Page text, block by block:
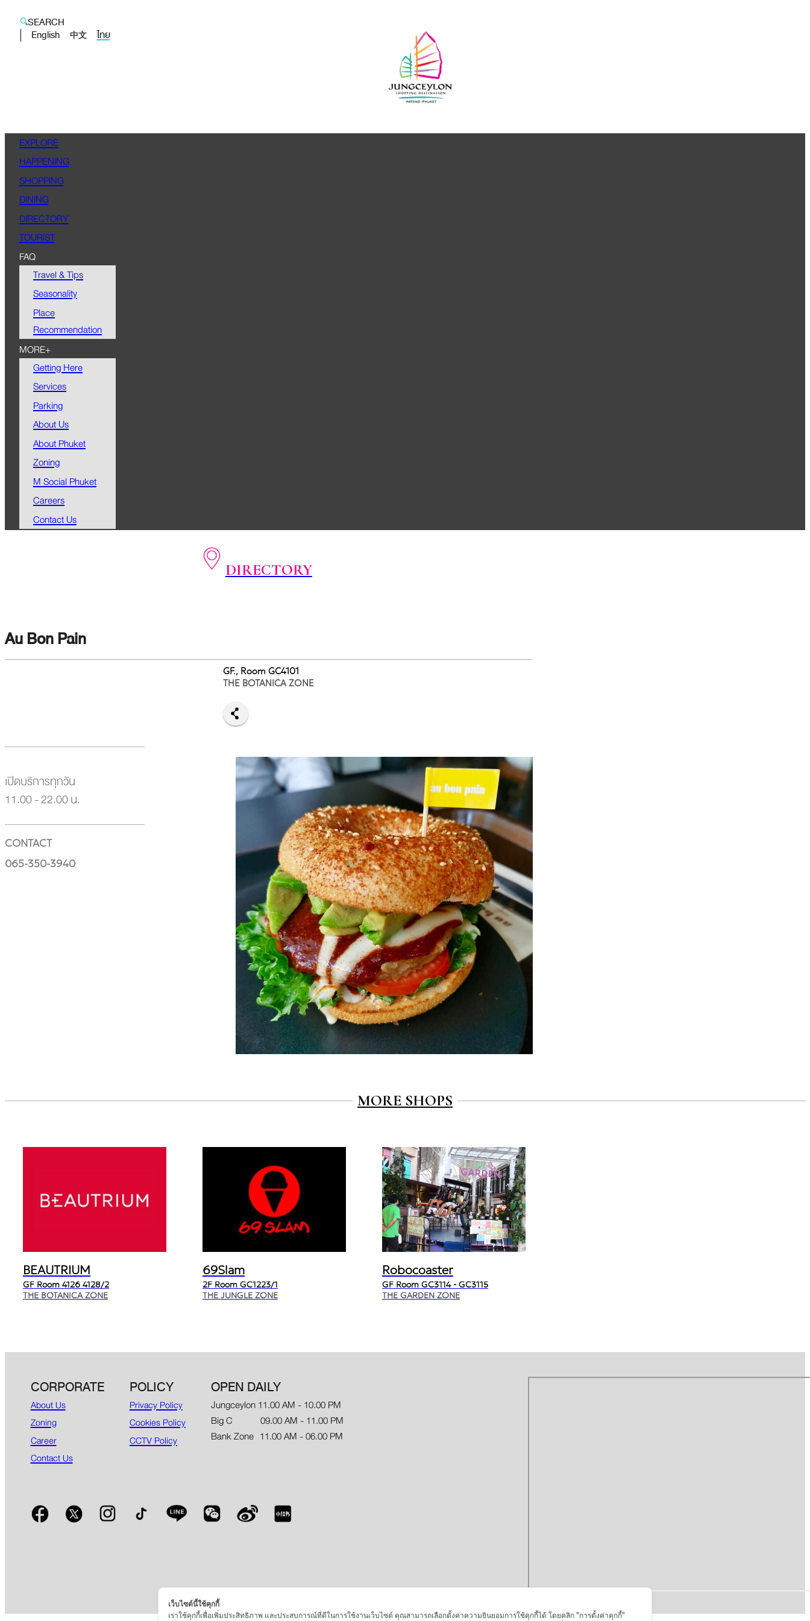
SEARCH
English
中文 ไทย
EXPLORE
HAPPENING
SHOPPING
DINING
DIRECTORY
TOURIST
FAQ
Travel & Tips
Seasonality
Place
Recommendation
MORE+
Getting Here
Services
Parking
About Us
About Phuket
Zoning
M Social Phuket
Careers
Contact Us
DIRECTORY
Au Bon Pain
GF., Room GC4101
THE BOTANICA ZONE
เปิดบริการทุกวัน
11.00 - 22.00 น.
CONTACT
065-350-3940
MORE SHOPS
BEAUTRIUM
GF Room 4126 4128/2
THE BOTANICA ZONE
69Slam
2F Room GC1223/1
THE JUNGLE ZONE
Robocoaster
GF Room GC3114 - GC3115
THE GARDEN ZONE
CORPORATE
About Us
Zoning
Career
Contact Us
POLICY
Privacy Policy
Cookies Policy
CCTV Policy
OPEN DAILY
Jungceylon 11.00 AM - 10.00 PM
Big C 09.00 AM - 11.00 PM
Bank Zone 11.00 AM - 06.00 PM
เว็บไซต์นี้ใช้คุกกี้
เราใช้คุกกี้เพื่อเพิ่มประสิทธิภาพ และประสบการณ์ที่ดีในการใช้งานเว็บไซต์ คุณสามารถเลือกตั้งค่าความยินยอมการใช้คุกกี้ได้ โดยคลิก "การตั้งค่าคุกกี้"